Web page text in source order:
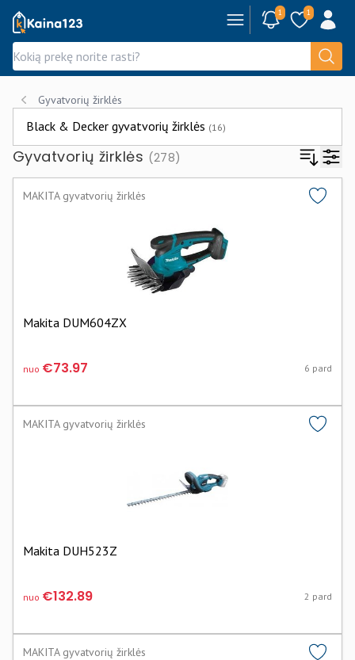
Kaina123.lt 1 1
Gyvatvorių žirklės
Black & Decker gyvatvorių žirklės (16)
Gyvatvorių žirklės (278)
MAKITA gyvatvorių žirklės
Makita DUM604ZX
nuo €73.97 6 pard
MAKITA gyvatvorių žirklės
Makita DUH523Z
nuo €132.89 2 pard
MAKITA gyvatvorių žirklės